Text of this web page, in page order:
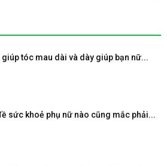
giúp tóc mau dài và dày giúp bạn nữ...
sức khoẻ phụ nữ nào cũng mắc phải...